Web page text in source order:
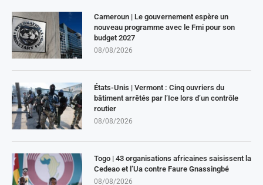
Cameroun | Le gouvernement espère un
nouveau programme avec le Fmi pour son
budget 2027
08/08/2026
États-Unis | Vermont : Cinq ouvriers du
bâtiment arrêtés par l’Ice lors d’un contrôle
routier
08/08/2026
Togo | 43 organisations africaines saisissent la
Cedeao et l’Ua contre Faure Gnassingbé
08/08/2026